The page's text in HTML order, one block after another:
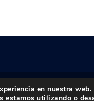
de privacidad|Aviso Legal
en nuestra web.
estamos utilizando o